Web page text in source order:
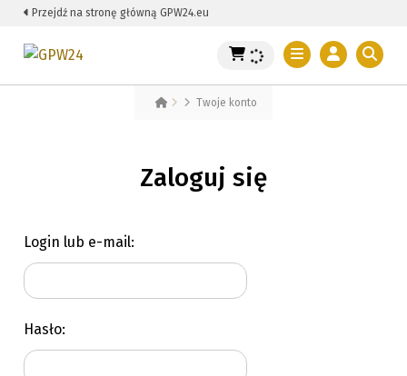
Przejdź na stronę główną GPW24.eu
Twoje konto
Zaloguj się
Login lub e-mail:
Hasło: